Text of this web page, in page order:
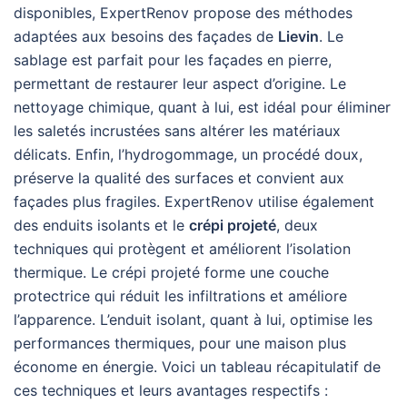
disponibles, ExpertRenov propose des méthodes
adaptées aux besoins des façades de Lievin. Le
sablage est parfait pour les façades en pierre,
permettant de restaurer leur aspect d’origine. Le
nettoyage chimique, quant à lui, est idéal pour éliminer
les saletés incrustées sans altérer les matériaux
délicats. Enfin, l’hydrogommage, un procédé doux,
préserve la qualité des surfaces et convient aux
façades plus fragiles. ExpertRenov utilise également
des enduits isolants et le crépi projeté, deux
techniques qui protègent et améliorent l’isolation
thermique. Le crépi projeté forme une couche
protectrice qui réduit les infiltrations et améliore
l’apparence. L’enduit isolant, quant à lui, optimise les
performances thermiques, pour une maison plus
économe en énergie. Voici un tableau récapitulatif de
ces techniques et leurs avantages respectifs :